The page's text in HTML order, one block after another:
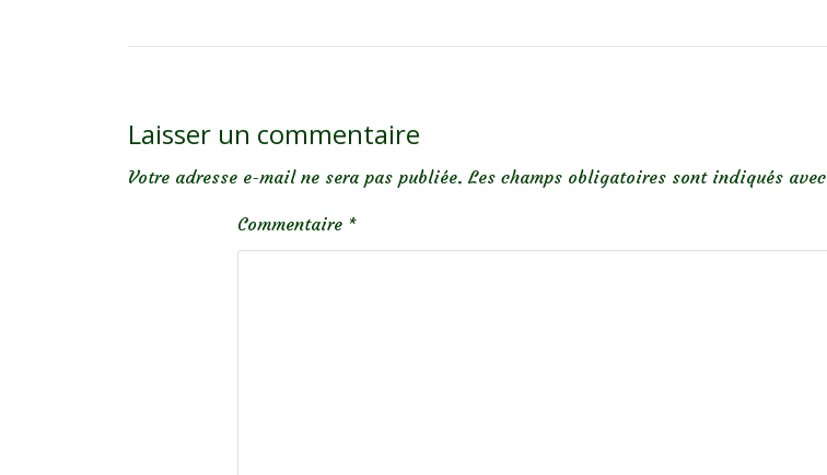
Laisser un commentaire
Votre adresse e-mail ne sera pas publiée. Les champs obligatoires sont indiqués avec
Commentaire *